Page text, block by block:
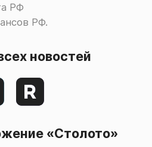
РФ
РФ.
новостей
«Столото»